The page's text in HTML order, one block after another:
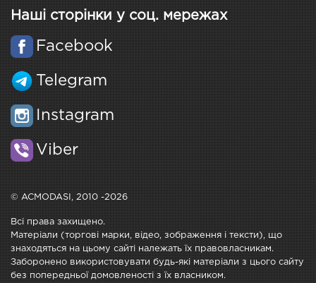
Наші сторінки у соц. мережах
Facebook
Telegram
Instagram
Viber
© ACMODASI, 2010 -2026
Всі права захищено.
Матеріали (торгові марки, відео, зображення і тексти), що
знаходяться на цьому сайті належать їх правовласникам.
Заборонено використовувати будь-які матеріали з цього сайту
без попередньої домовленості з їх власником.